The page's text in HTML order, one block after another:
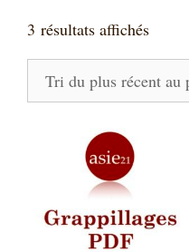
3 résultats affichésTrié
du
plus
récent